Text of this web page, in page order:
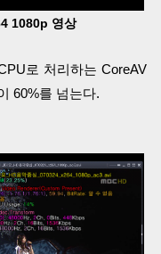
1080p 영상
로 처리하는 CoreAV
60%를 넘는다.